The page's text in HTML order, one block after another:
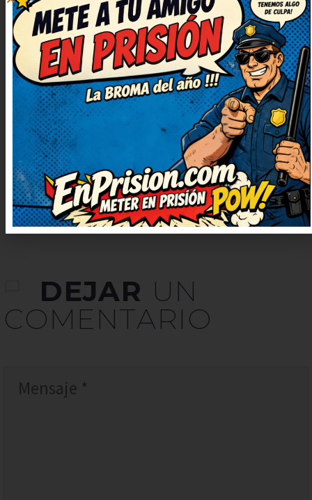
16 marzo, 2024 at
18:31
¡Qué puntazo de chiste! Me quedo
con la ocurrencia final, es genial.
Muy ingenioso y bien escrito,
¡enhorabuena! Humor del bueno,
con gracia y sin ofender a nadie.
DEJAR UN
COMENTARIO